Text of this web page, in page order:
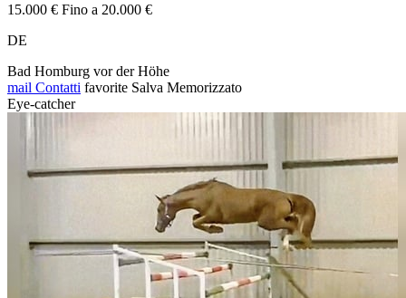
15.000 € Fino a 20.000 €
DE
Bad Homburg vor der Höhe
mail Contatti favorite Salva Memorizzato
Eye-catcher